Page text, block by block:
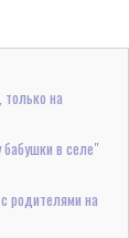
только на
бабушки в селе"
родителями на